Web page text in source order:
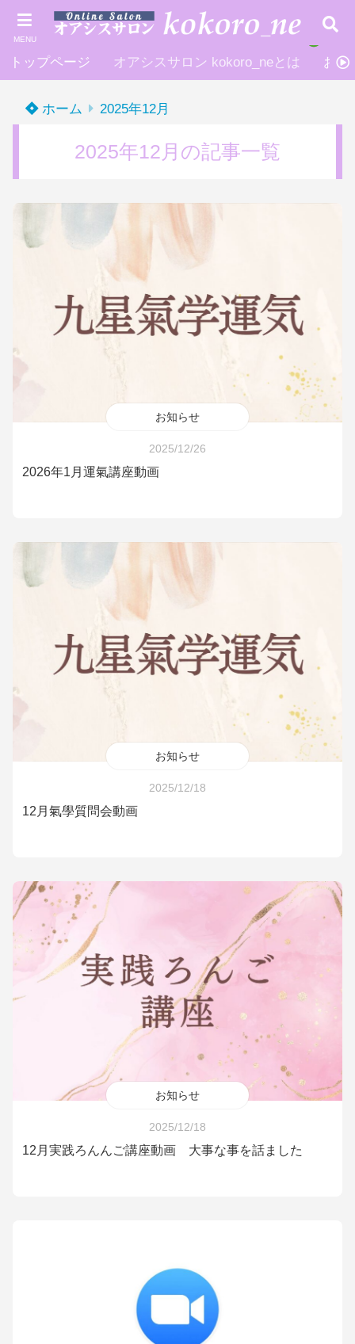
MENU
トップページ オアシスサロン kokoro_neとは お申
ホーム 2025年12月
2025年12月の記事一覧
お知らせ
2025/12/26
2026年1月運氣講座動画
お知らせ
2025/12/18
12月氣學質問会動画
お知らせ
2025/12/18
12月実践ろんんご講座動画 大事な事を話ました